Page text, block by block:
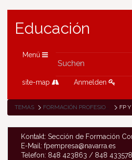
Educación
Menü
site-map Anmelden
TEMAS FORMACIÓN PROFESIONAL FP
Kontakt: Sección de Formación
E-Mail: fpempresa@navarra.es
Telefon: 848 423863 / 848 433578